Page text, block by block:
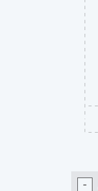
-